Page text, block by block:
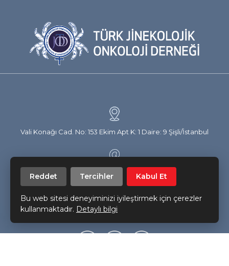
Vali Konağı Cad. No: 153 Ekim Apt K: 1 Daire: 9 Şişli/İstanbul
info@trsgo.org
Bizi takip edin!
Reddet Tercihler Kabul Et
Bu web sitesi deneyiminizi iyileştirmek için çerezler
kullanmaktadır. Detaylı bilgi